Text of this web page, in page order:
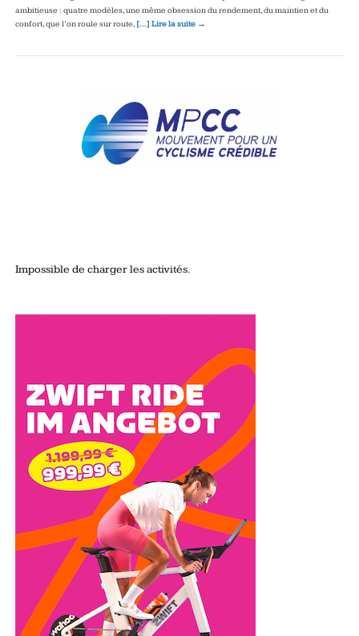
ambitieuse : quatre modèles, une même obsession du rendement, du maintien et du
confort, que l’on roule sur route, […] Lire la suite →
Impossible de charger les activités.